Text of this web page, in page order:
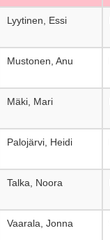
Lyytinen, Essi
Mustonen, Anu
Mäki, Mari
Palojärvi, Heidi
Talka, Noora
Vaarala, Jonna